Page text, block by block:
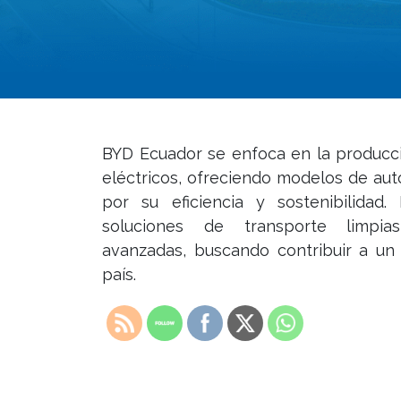
BYD Ecuador se enfoca en la
eléctricos, ofreciendo modelos de
por su eficiencia y sostenibilidad.
soluciones de transporte
avanzadas, buscando contribuir a
país.